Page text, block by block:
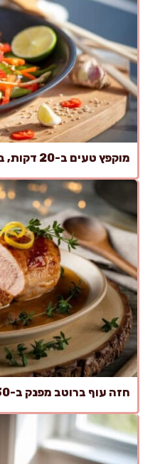
מוקפץ טעים ב-20 דקות, בלי רוטב מוכן מהבקבוק
חזה עוף ברוטב מפנק ב-30 דקות, בלי להתייבש